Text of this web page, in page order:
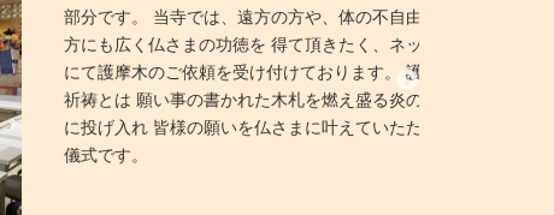
部分です。 当寺では、遠方の方や、体の不自由な
方にも広く仏さまの功徳を 得て頂きたく、ネット
にて護摩木のご依頼を受け付けております。 護摩
祈祷とは 願い事の書かれた木札を燃え盛る炎の中
に投げ入れ 皆様の願いを仏さまに叶えていただく
儀式です。